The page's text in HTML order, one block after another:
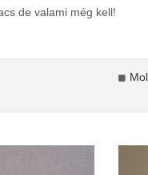
de valami még kell!